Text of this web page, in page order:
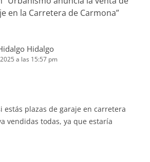
en la Carretera de Carmona”
Hidalgo
a las 15:57 pm
estás plazas de garaje en carretera
vendidas todas, ya que estaría